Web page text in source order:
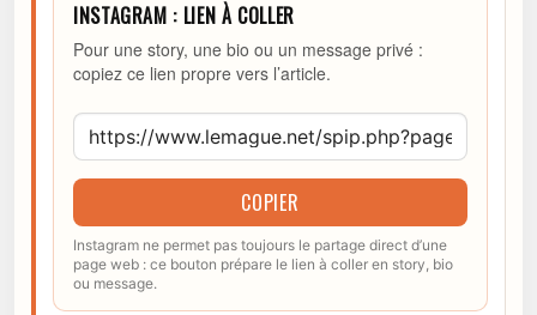
INSTAGRAM : LIEN À COLLER
Pour une story, une bio ou un message privé :
copiez ce lien propre vers l’article.
COPIER
Instagram ne permet pas toujours le partage direct d’une
page web : ce bouton prépare le lien à coller en story, bio
ou message.